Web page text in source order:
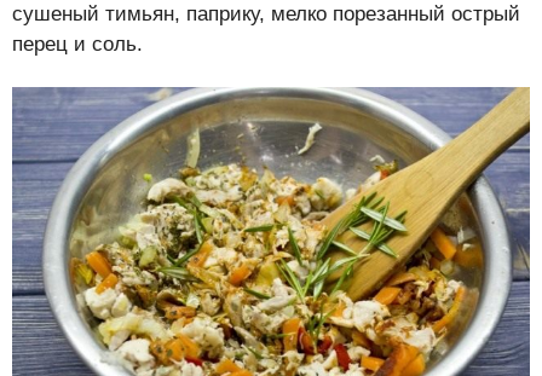
сушеный тимьян, паприку, мелко порезанный острый
перец и соль.